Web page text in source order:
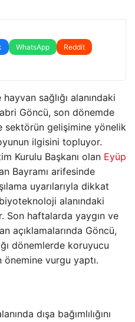
WhatsApp
Reddit
sağlığı alanındaki
Göncü, son dönemde
sektörün gelişimine yönelik
ilgisini topluyor.
Kurulu Başkanı olan Eyüp
Bayramı arifesinde
uyarılarıyla dikkat
alanındaki
Son haftalarda yaygın ve
açıklamalarında Göncü,
dönemlerde koruyucu
önemine vurgu yaptı.
dışa bağımlılığını